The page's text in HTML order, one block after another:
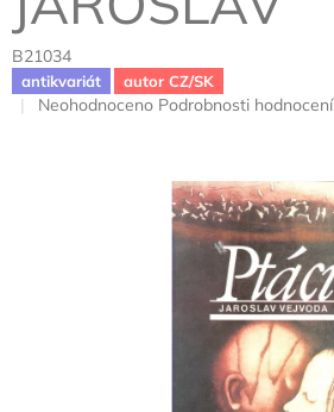
B21034
antikvariát autor CZ/SK
Průměrné
Neohodnoceno Podrobnosti hodnocení